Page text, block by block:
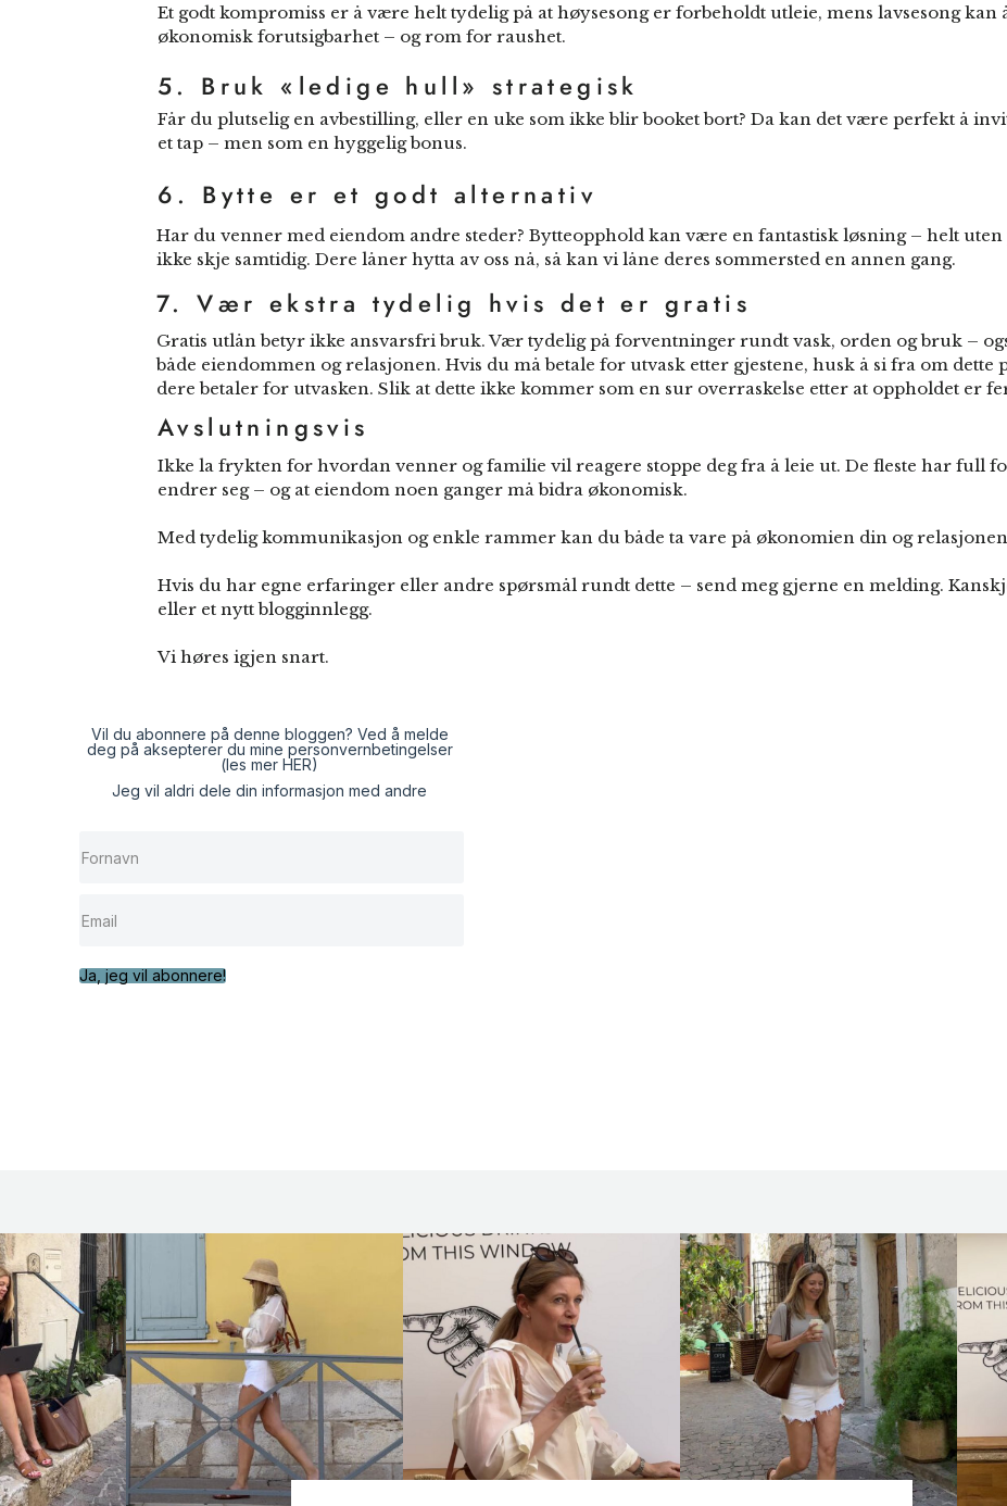
Vil du abonnere på denne bloggen? Ved å melde
deg på aksepterer du mine personvernbetingelser
(les mer HER)
Jeg vil aldri dele din informasjon med andre
Ja, jeg vil abonnere!
Et godt kompromiss er å være helt tydelig på at høysesong er forbeholdt utleie, mens lavsesong kan
økonomisk forutsigbarhet – og rom for raushet.
5. Bruk «ledige hull» strategisk
Får du plutselig en avbestilling, eller en uke som ikke blir booket bort? Da kan det være perfekt å
et tap – men som en hyggelig bonus.
6. Bytte er et godt alternativ
Har du venner med eiendom andre steder? Bytteopphold kan være en fantastisk løsning – helt
ikke skje samtidig. Dere låner hytta av oss nå, så kan vi låne deres sommersted en annen gang.
7. Vær ekstra tydelig hvis det er gratis
Gratis utlån betyr ikke ansvarsfri bruk. Vær tydelig på forventninger rundt vask, orden og bruk –
både eiendommen og relasjonen. Hvis du må betale for utvask etter gjestene, husk å si fra om
dere betaler for utvasken. Slik at dette ikke kommer som en sur overraskelse etter at oppholdet er
Avslutningsvis
Ikke la frykten for hvordan venner og familie vil reagere stoppe deg fra å leie ut. De fleste har full
endrer seg – og at eiendom noen ganger må bidra økonomisk.
Med tydelig kommunikasjon og enkle rammer kan du både ta vare på økonomien din og
Hvis du har egne erfaringer eller andre spørsmål rundt dette – send meg gjerne en melding.
eller et nytt blogginnlegg.
Vi høres igjen snart.